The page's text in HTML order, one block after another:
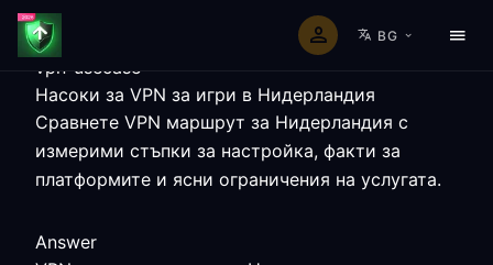
BG
vpn-usecase
Насоки за VPN за игри в Нидерландия
Сравнете VPN маршрут за Нидерландия с
измерими стъпки за настройка, факти за
платформите и ясни ограничения на услугата.
Answer